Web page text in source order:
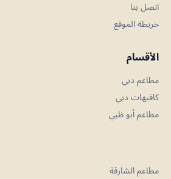
اتصل بنا
خريطة الموقع
الأقسام
مطاعم دبي
كافيهات دبي
مطاعم أبو ظبي
مطاعم الشارقة